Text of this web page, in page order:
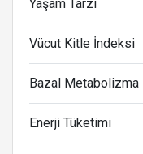
Yaşam Tarzı
Vücut Kitle İndeksi
Bazal Metabolizma
Enerji Tüketimi